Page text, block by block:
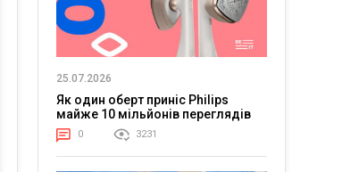
25.07.2026
Як один оберт приніс Philips
майже 10 мільйонів переглядів
0 3231